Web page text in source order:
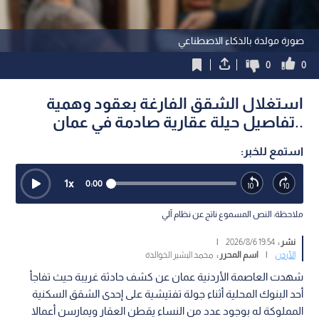
صورة مولدة بالذكاء الاصطناعي
0
0
استغلال الشقق الفارغة بعقود وهمية
..تفاصيل حيلة عقارية صادمة في عمان
استمع للخبر:
0:00
1x
ملاحظة: النص المسموع ناتج عن نظام آلي
نشر :19:54 2026/8/6
|
الأردن
| اسم المحرر : محمد البشير الخوالدة
شهدت العاصمة الأردنية عمان عن كشف حادثة غريبة حيث تفاجأ
أحد البنوك المحلية أثناء جولة تفتيشية على إحدى الشقق السكنية
المملوكة له بوجود عدد من النساء يقطن العقار ويمارسن أعمالا